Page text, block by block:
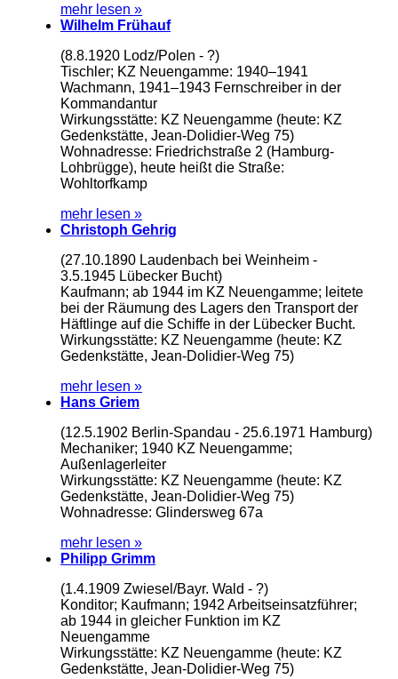
mehr lesen »
Wilhelm Frühauf
(8.8.1920 Lodz/Polen - ?)
Tischler; KZ Neuengamme: 1940–1941
Wachmann, 1941–1943 Fernschreiber in der
Kommandantur
Wirkungsstätte: KZ Neuengamme (heute: KZ
Gedenkstätte, Jean-Dolidier-Weg 75)
Wohnadresse: Friedrichstraße 2 (Hamburg-
Lohbrügge), heute heißt die Straße:
Wohltorfkamp
mehr lesen »
Christoph Gehrig
(27.10.1890 Laudenbach bei Weinheim -
3.5.1945 Lübecker Bucht)
Kaufmann; ab 1944 im KZ Neuengamme; leitete
bei der Räumung des Lagers den Transport der
Häftlinge auf die Schiffe in der Lübecker Bucht.
Wirkungsstätte: KZ Neuengamme (heute: KZ
Gedenkstätte, Jean-Dolidier-Weg 75)
mehr lesen »
Hans Griem
(12.5.1902 Berlin-Spandau - 25.6.1971 Hamburg)
Mechaniker; 1940 KZ Neuengamme;
Außenlagerleiter
Wirkungsstätte: KZ Neuengamme (heute: KZ
Gedenkstätte, Jean-Dolidier-Weg 75)
Wohnadresse: Glindersweg 67a
mehr lesen »
Philipp Grimm
(1.4.1909 Zwiesel/Bayr. Wald - ?)
Konditor; Kaufmann; 1942 Arbeitseinsatzführer;
ab 1944 in gleicher Funktion im KZ
Neuengamme
Wirkungsstätte: KZ Neuengamme (heute: KZ
Gedenkstätte, Jean-Dolidier-Weg 75)